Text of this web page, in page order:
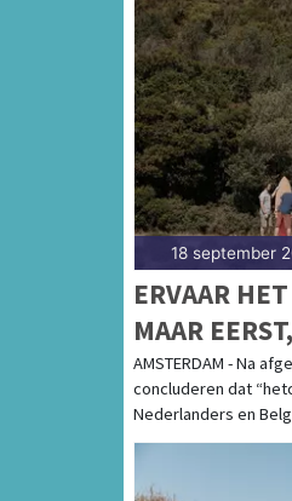
18 september
ERVAAR
MAAR
KOPEN?
AMSTERDAM - Na
concluderen dat
Nederlanders en